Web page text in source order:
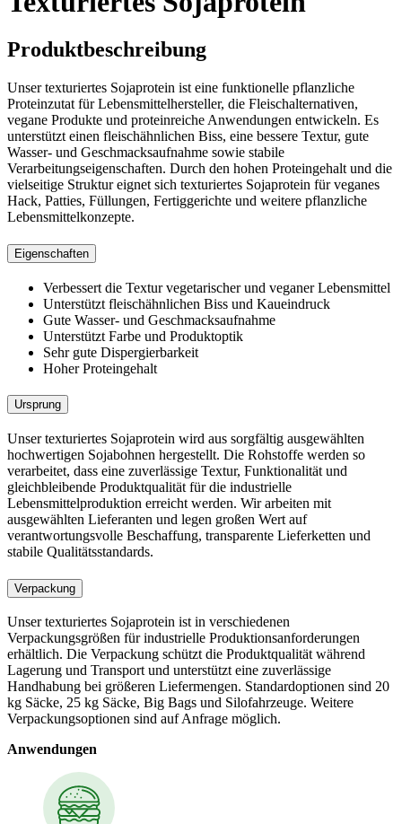
Produktbeschreibung
Unser texturiertes Sojaprotein ist eine funktionelle pflanzliche
Proteinzutat für Lebensmittelhersteller, die Fleischalternativen,
vegane Produkte und proteinreiche Anwendungen entwickeln. Es
unterstützt einen fleischähnlichen Biss, eine bessere Textur, gute
Wasser- und Geschmacksaufnahme sowie stabile
Verarbeitungseigenschaften. Durch den hohen Proteingehalt und die
vielseitige Struktur eignet sich texturiertes Sojaprotein für veganes
Hack, Patties, Füllungen, Fertiggerichte und weitere pflanzliche
Lebensmittelkonzepte.
Eigenschaften
Verbessert die Textur vegetarischer und veganer Lebensmittel
Unterstützt fleischähnlichen Biss und Kaueindruck
Gute Wasser- und Geschmacksaufnahme
Unterstützt Farbe und Produktoptik
Sehr gute Dispergierbarkeit
Hoher Proteingehalt
Ursprung
Unser texturiertes Sojaprotein wird aus sorgfältig ausgewählten
hochwertigen Sojabohnen hergestellt. Die Rohstoffe werden so
verarbeitet, dass eine zuverlässige Textur, Funktionalität und
gleichbleibende Produktqualität für die industrielle
Lebensmittelproduktion erreicht werden. Wir arbeiten mit
ausgewählten Lieferanten und legen großen Wert auf
verantwortungsvolle Beschaffung, transparente Lieferketten und
stabile Qualitätsstandards.
Verpackung
Unser texturiertes Sojaprotein ist in verschiedenen
Verpackungsgrößen für industrielle Produktionsanforderungen
erhältlich. Die Verpackung schützt die Produktqualität während
Lagerung und Transport und unterstützt eine zuverlässige
Handhabung bei größeren Liefermengen. Standardoptionen sind 20
kg Säcke, 25 kg Säcke, Big Bags und Silofahrzeuge. Weitere
Verpackungsoptionen sind auf Anfrage möglich.
Anwendungen